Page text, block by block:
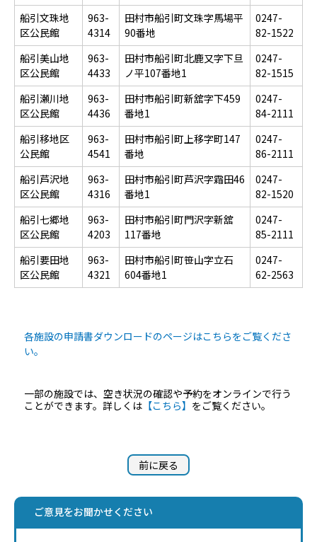
船引文珠地
区公民館
963-
4314
田村市船引町文珠字馬場平
90番地
0247-
82-1522
船引美山地
区公民館
963-
4433
田村市船引町北鹿又字下旦
ノ平107番地1
0247-
82-1515
船引瀬川地
区公民館
963-
4436
田村市船引町新舘字下459
番地1
0247-
84-2111
船引移地区
公民館
963-
4541
田村市船引町上移字町147
番地
0247-
86-2111
船引芦沢地
区公民館
963-
4316
田村市船引町芦沢字霜田46
番地1
0247-
82-1520
船引七郷地
区公民館
963-
4203
田村市船引町門沢字新舘
117番地
0247-
85-2111
船引要田地
区公民館
963-
4321
田村市船引町笹山字立石
604番地1
0247-
62-2563
各施設の申請書ダウンロードのページはこちらをご覧くださ
い。
一部の施設では、空き状況の確認や予約をオンラインで行う
ことができます。詳しくは 【こちら】 をご覧ください。
前に戻る
ご意見をお聞かせください